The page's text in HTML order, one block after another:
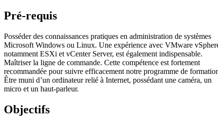
Pré-requis
Posséder des connaissances pratiques en administration de systèmes
Microsoft Windows ou Linux. Une expérience avec VMware
notamment ESXi et vCenter Server, est également indispensable.
Maîtriser la ligne de commande. Cette compétence est fortement
recommandée pour suivre efficacement notre programme de
Être muni d’un ordinateur relié à Internet, possédant une caméra, un
micro et un haut-parleur.
Objectifs